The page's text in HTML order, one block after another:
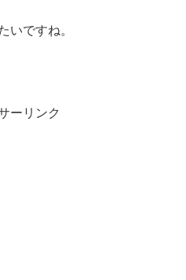
いですね。
ーリンク